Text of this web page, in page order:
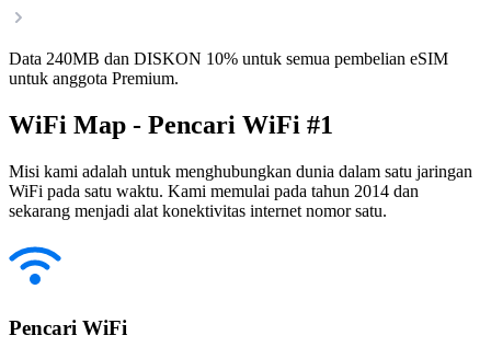
Data 240MB dan DISKON 10% untuk semua pembelian eSIM
untuk anggota Premium.
WiFi Map - Pencari WiFi #1
Misi kami adalah untuk menghubungkan dunia dalam satu jaringan
WiFi pada satu waktu. Kami memulai pada tahun 2014 dan
sekarang menjadi alat konektivitas internet nomor satu.
Pencari WiFi